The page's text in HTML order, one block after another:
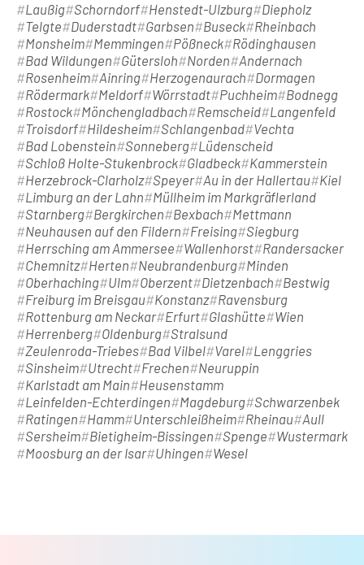
Laußig Schorndorf Henstedt-Ulzburg Diepholz
Telgte
Duderstadt Garbsen Buseck Rheinbach
Monsheim Memmingen Pößneck Rödinghausen
Bad Wildungen
Gütersloh Norden Andernach
Rosenheim Ainring Herzogenaurach
Dormagen
Rödermark Meldorf Wörrstadt Puchheim Bodnegg
Rostock Mönchengladbach Remscheid Langenfeld
Troisdorf Hildesheim Schlangenbad Vechta
Bad Lobenstein
Sonneberg Lüdenscheid
Schloß Holte-Stukenbrock Gladbeck Kammerstein
Herzebrock-Clarholz Speyer Au in der Hallertau
Kiel
Limburg an der Lahn
Müllheim im Markgräflerland
Starnberg Bergkirchen Bexbach
Mettmann
Neuhausen auf den Fildern
Freising Siegburg
Herrsching am Ammersee
Wallenhorst Randersacker
Chemnitz Herten Neubrandenburg Minden
Oberhaching Ulm Oberzent Dietzenbach
Bestwig
Freiburg im Breisgau
Konstanz Ravensburg
Rottenburg am Neckar Erfurt Glashütte
Wien
Herrenberg Oldenburg Stralsund
Zeulenroda-Triebes Bad Vilbel Varel Lenggries
Sinsheim Utrecht Frechen
Neuruppin
Karlstadt am Main
Heusenstamm
Leinfelden-Echterdingen
Magdeburg Schwarzenbek
Ratingen
Hamm Unterschleißheim Rheinau Aull
Sersheim Bietigheim-Bissingen Spenge
Wustermark
Moosburg an der Isar Uhingen Wesel